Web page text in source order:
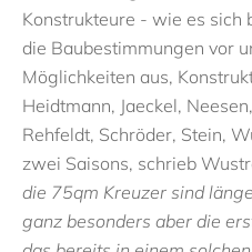
Konstrukteure - wie es sich
die Baubestimmungen vor
Möglichkeiten aus,
Heidtmann, Jaeckel,
Rehfeldt, Schröder, Stein,
zwei Saisons, schrieb
die 75qm Kreuzer sind
ganz besonders aber die